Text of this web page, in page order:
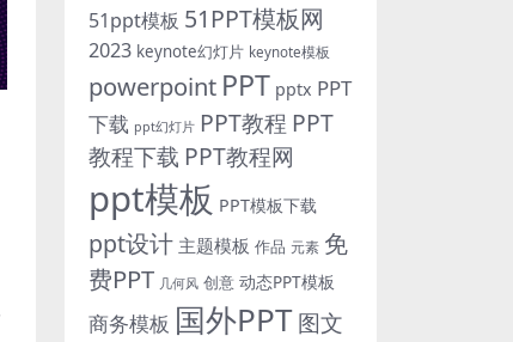
51ppt模板 51PPT模板网
2023 keynote幻灯片 keynote模板
powerpoint PPT pptx PPT
下载 ppt幻灯片 PPT教程 PPT
教程下载 PPT教程网
ppt模板 PPT模板下载
ppt设计 主题模板 作品 元素 免
费PPT 几何风 创意 动态PPT模板
商务模板 国外PPT图文